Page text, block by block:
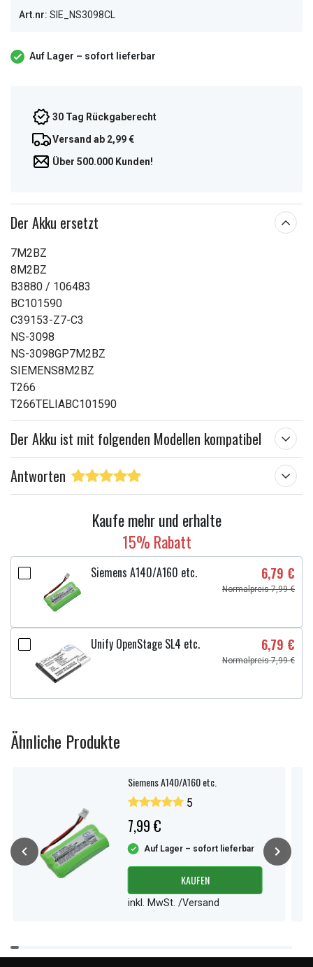
Art.nr: SIE_NS3098CL
Auf Lager – sofort lieferbar
30 Tag Rückgaberecht
Versand ab 2,99 €
Über 500.000 Kunden!
Der Akku ersetzt
7M2BZ
8M2BZ
B3880 / 106483
BC101590
C39153-Z7-C3
NS-3098
NS-3098GP7M2BZ
SIEMENS8M2BZ
T266
T266TELIABC101590
Der Akku ist mit folgenden Modellen kompatibel
Antworten
Kaufe mehr und erhalte
15% Rabatt
Siemens A140/A160 etc. 6,79 €
Normalpreis 7,99 €
Unify OpenStage SL4 etc. 6,79 €
Normalpreis 7,99 €
Ähnliche Produkte
Siemens A140/A160 etc.
5
7,99 €
Auf Lager – sofort lieferbar
KAUFEN
inkl. MwSt. /Versand
Item
1